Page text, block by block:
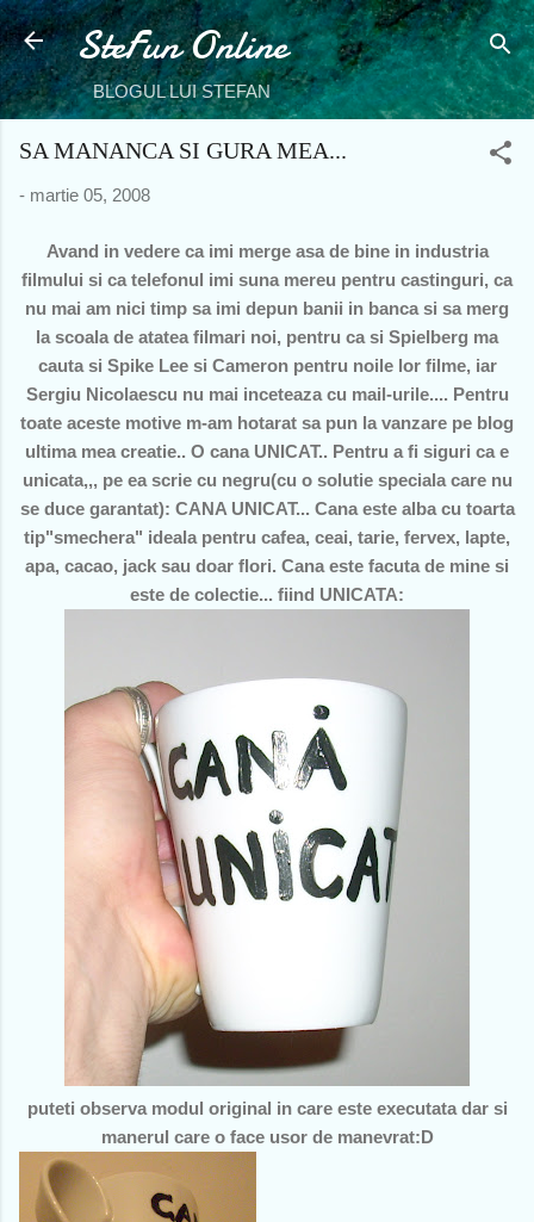
Treceți la conținutul principal
SteFun Online
BLOGUL LUI STEFAN
SA MANANCA SI GURA MEA...
- martie 05, 2008
Avand in vedere ca imi merge asa de bine in industria
filmului si ca telefonul imi suna mereu pentru castinguri, ca
nu mai am nici timp sa imi depun banii in banca si sa merg
la scoala de atatea filmari noi, pentru ca si Spielberg ma
cauta si Spike Lee si Cameron pentru noile lor filme, iar
Sergiu Nicolaescu nu mai inceteaza cu mail-urile.... Pentru
toate aceste motive m-am hotarat sa pun la vanzare pe blog
ultima mea creatie.. O cana UNICAT.. Pentru a fi siguri ca e
unicata,,, pe ea scrie cu negru(cu o solutie speciala care nu
se duce garantat): CANA UNICAT... Cana este alba cu toarta
tip"smechera" ideala pentru cafea, ceai, tarie, fervex, lapte,
apa, cacao, jack sau doar flori. Cana este facuta de mine si
este de colectie... fiind UNICATA:
puteti observa modul original in care este executata dar si
manerul care o face usor de manevrat:D